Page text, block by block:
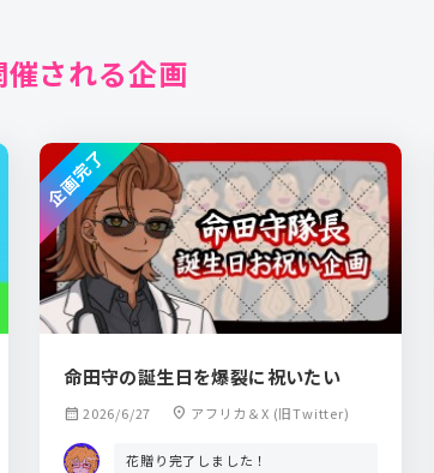
される企画
命田守の誕生日を爆裂に祝いたい
calendar_month 2026/6/27 location_on アフリカ＆X (旧Twitter)
花贈り完了しました！
企画完了